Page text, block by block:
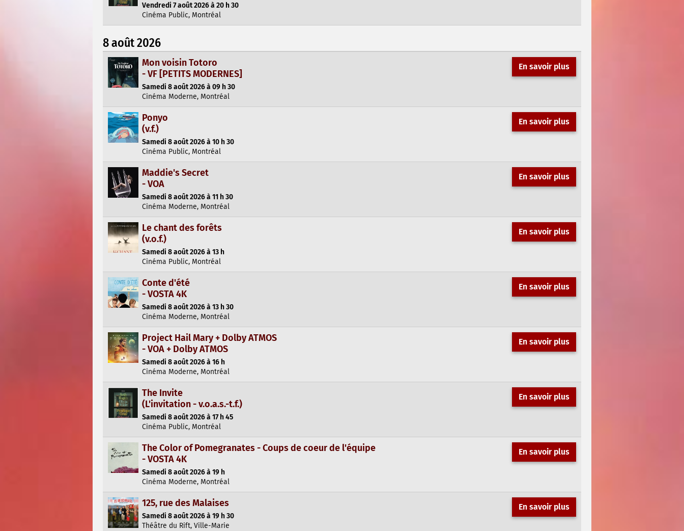
Vendredi 7 août 2026 à 20 h 30
Cinéma Public, Montréal
8 août 2026
Mon voisin Totoro
- VF [PETITS MODERNES]
Samedi 8 août 2026 à 09 h 30
Cinéma Moderne, Montréal
En savoir plus
Ponyo
(v.f.)
Samedi 8 août 2026 à 10 h 30
Cinéma Public, Montréal
En savoir plus
Maddie's Secret
- VOA
Samedi 8 août 2026 à 11 h 30
Cinéma Moderne, Montréal
En savoir plus
Le chant des forêts
(v.o.f.)
Samedi 8 août 2026 à 13 h
Cinéma Public, Montréal
En savoir plus
Conte d'été
- VOSTA 4K
Samedi 8 août 2026 à 13 h 30
Cinéma Moderne, Montréal
En savoir plus
Project Hail Mary + Dolby ATMOS
- VOA + Dolby ATMOS
Samedi 8 août 2026 à 16 h
Cinéma Moderne, Montréal
En savoir plus
The Invite
(L'invitation - v.o.a.s.-t.f.)
Samedi 8 août 2026 à 17 h 45
Cinéma Public, Montréal
En savoir plus
The Color of Pomegranates - Coups de coeur de l'équipe
- VOSTA 4K
Samedi 8 août 2026 à 19 h
Cinéma Moderne, Montréal
En savoir plus
125, rue des Malaises
Samedi 8 août 2026 à 19 h 30
Théâtre du Rift, Ville-Marie
En savoir plus